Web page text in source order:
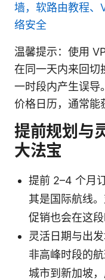
墙，软路由教程、
络安全
温馨提示：使用
在同一天内来回切
一时段内产生误导
价格日历，通常能
提前规划与
大法宝
提前 2–4 个月
其是国际航线
促销也会在这段
灵活日期与出
非高峰时段的
城市到新加坡